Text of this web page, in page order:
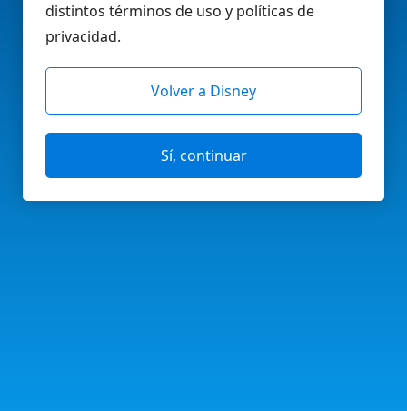
distintos términos de uso y políticas de
privacidad.
Volver a Disney
Sí, continuar